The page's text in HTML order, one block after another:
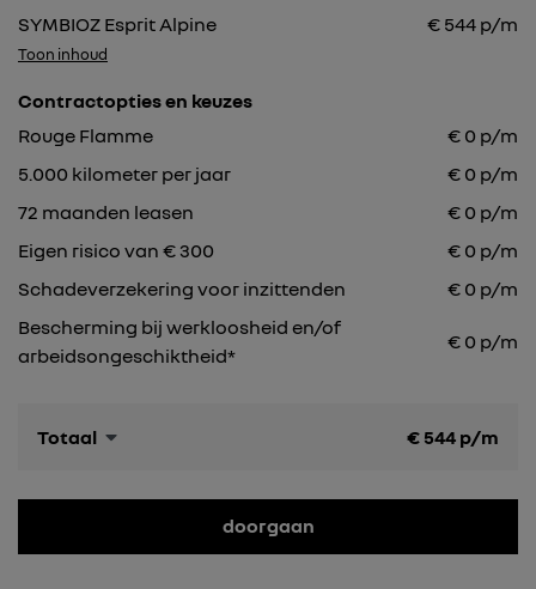
SYMBIOZ Esprit Alpine
€ 544 p/m
Toon inhoud
Contractopties en keuzes
Rouge Flamme
€ 0 p/m
5.000 kilometer per jaar € 0 p/m
72 maanden leasen € 0 p/m
Eigen risico van € 300
€ 0 p/m
Schadeverzekering voor inzittenden
€ 0 p/m
Bescherming bij werkloosheid en/of
arbeidsongeschiktheid*
€ 0 p/m
Totaal € 544 p/m
doorgaan